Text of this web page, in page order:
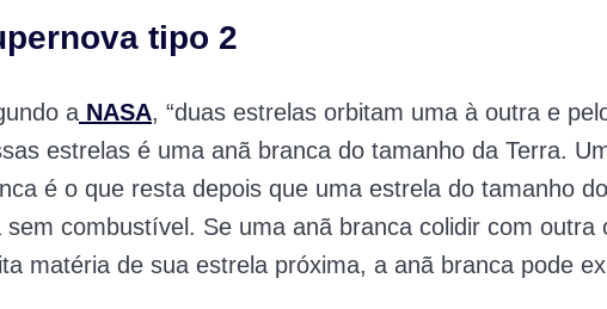
tipo 2
a NASA, “duas estrelas orbitam uma à outra e
estrelas é uma anã branca do tamanho da Terra.
é o que resta depois que uma estrela do tamanho
sem combustível. Se uma anã branca colidir com outra
matéria de sua estrela próxima, a anã branca pode